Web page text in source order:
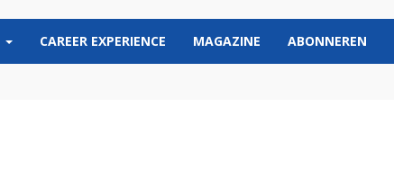
CAREER EXPERIENCE MAGAZINE ABONNEREN